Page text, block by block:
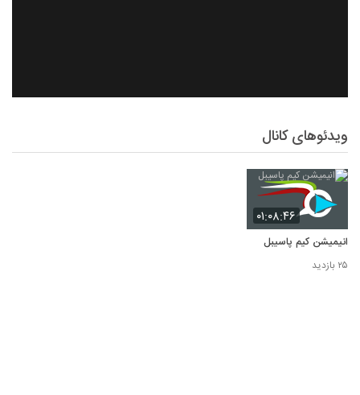
ویدئوهای کانال
۰۱:۰۸:۴۶
انیمیشن کیم پاسیبل
۲۵ بازدید